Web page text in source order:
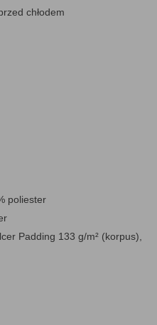
chłodem
poliester
Padding 133 g/m² (korpus),